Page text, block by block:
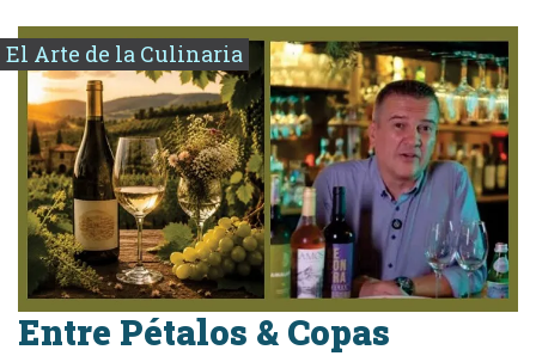
El Arte de la Culinaria
Entre Pétalos & Copas